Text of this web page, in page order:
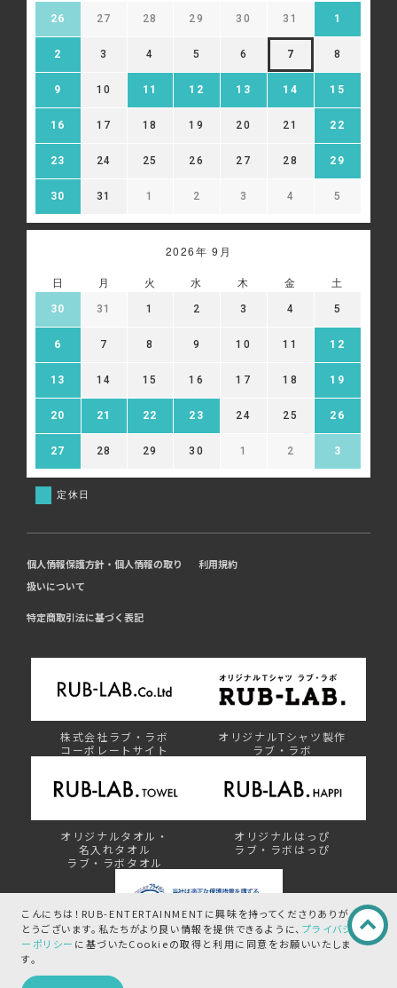
こんにちは！RUB-ENTERTAINMENTに興味を持ってくださりありが
とうございます。 私たちがより良い情報を提供できるように、 プライバシ
ーポリシー に基づいたCookieの取得と利用に同意をお願いいたしま
す。
26 27 28 29 30 31 1
2 3 4 5 6 7 8
9 10 11 12 13 14 15
16 17 18 19 20 21 22
23 24 25 26 27 28 29
30 31 1 2 3 4 5
2026年 9月
日 月 火 水 木 金 土
30 31 1 2 3 4 5
6 7 8 9 10 11 12
13 14 15 16 17 18 19
20 21 22 23 24 25 26
27 28 29 30 1 2 3
定休日
個人情報保護方針・個人情報の取り
扱いについて
利用規約
特定商取引法に基づく表記
株式会社ラブ・ラボ
コーポレートサイト
オリジナルTシャツ製作
ラブ・ラボ
オリジナルタオル・
名入れタオル
ラブ・ラボタオル
オリジナルはっぴ
ラブ・ラボはっぴ
プライバシーマーク制度